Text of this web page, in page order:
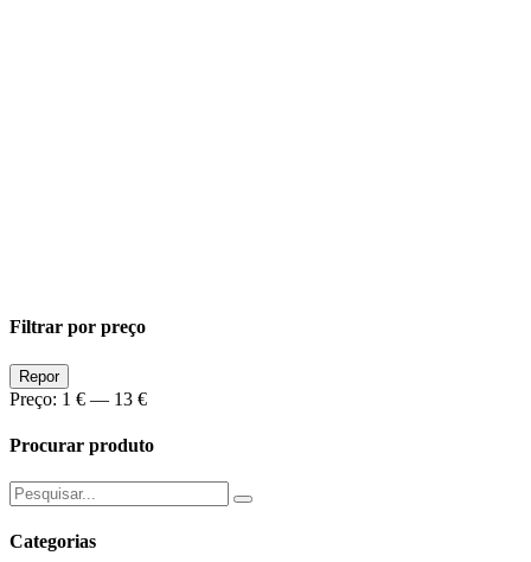
Filtrar por preço
Preço
Min
Preço
Max
Repor
Preço: 1 € — 13 €
Procurar produto
Pesquisar
por:
Categorias